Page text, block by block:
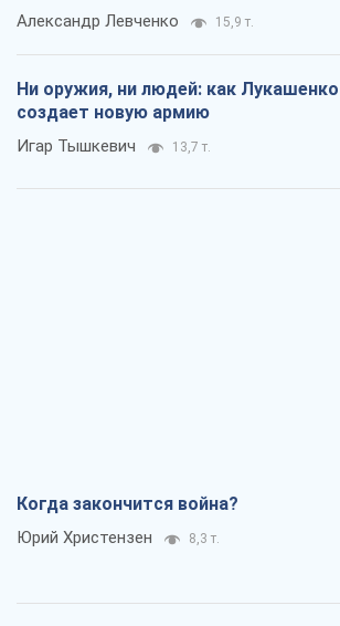
Александр Левченко 15,9 т.
Ни оружия, ни людей: как Лукашенко
создает новую армию
Игар Тышкевич 13,7 т.
Когда закончится война?
Юрий Христензен 8,3 т.